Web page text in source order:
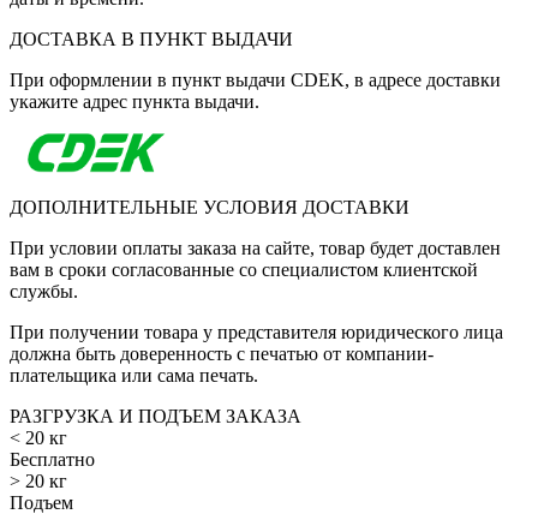
ДОСТАВКА В ПУНКТ ВЫДАЧИ
При оформлении в пункт выдачи CDEK, в адресе доставки
укажите адрес пункта выдачи.
ДОПОЛНИТЕЛЬНЫЕ УСЛОВИЯ ДОСТАВКИ
При условии оплаты заказа на сайте, товар будет доставлен
вам в сроки согласованные со специалистом клиентской
службы.
При получении товара у представителя юридического лица
должна быть доверенность с печатью от компании-
плательщика или сама печать.
РАЗГРУЗКА И ПОДЪЕМ ЗАКАЗА
< 20 кг
Бесплатно
> 20 кг
Подъем